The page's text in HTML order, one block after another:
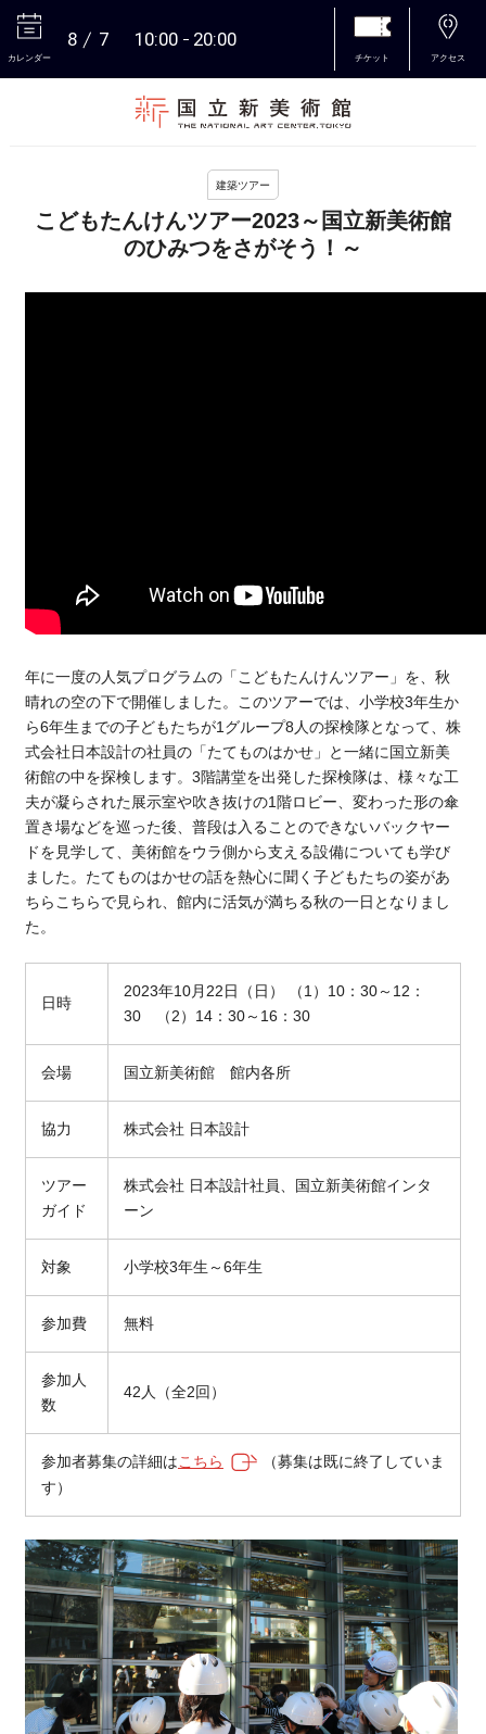
カレンダー
8 7 10:00 20:00
チケット アクセス
建築ツアー
こどもたんけんツアー2023～国立新美術館
のひみつをさがそう！～
年に一度の人気プログラムの「こどもたんけんツアー」を、秋
晴れの空の下で開催しました。このツアーでは、小学校3年生か
ら6年生までの子どもたちが1グループ8人の探検隊となって、株
式会社日本設計の社員の「たてものはかせ」と一緒に国立新美
術館の中を探検します。3階講堂を出発した探検隊は、様々な工
夫が凝らされた展示室や吹き抜けの1階ロビー、変わった形の傘
置き場などを巡った後、普段は入ることのできないバックヤー
ドを見学して、美術館をウラ側から支える設備についても学び
ました。たてものはかせの話を熱心に聞く子どもたちの姿があ
ちらこちらで見られ、館内に活気が満ちる秋の一日となりまし
た。
日時
2023年10月22日（日） （1）10：30～12：
30 （2）14：30～16：30
会場 国立新美術館 館内各所
協力 株式会社 日本設計
ツアー
ガイド
株式会社 日本設計社員、国立新美術館インタ
ーン
対象 小学校3年生～6年生
参加費 無料
参加人
数
42人（全2回）
参加者募集の詳細はこちら
（募集は既に終了していま
す）